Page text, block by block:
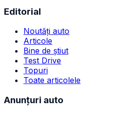
Editorial
Noutăți auto
Articole
Bine de știut
Test Drive
Topuri
Toate articolele
Anunțuri auto